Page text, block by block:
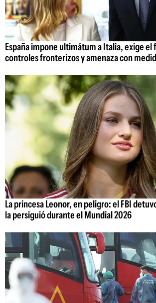
España impone ultimátum a Italia, exige el
controles fronterizos y amenaza con
La princesa Leonor, en peligro: el FBI
la persiguió durante el Mundial 2026